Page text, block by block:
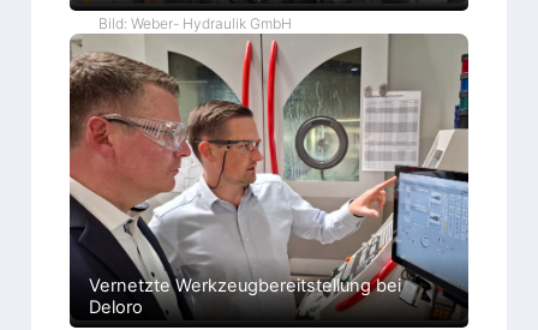
Bild: Weber- Hydraulik GmbH
Vernetzte Werkzeugbereitstellung bei
Deloro